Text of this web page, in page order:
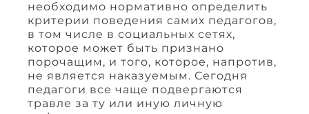
необходимо нормативно определить
критерии поведения самих педагогов,
в том числе в социальных сетях,
которое может быть признано
порочащим, и того, которое, напротив,
не является наказуемым. Сегодня
педагоги все чаще подвергаются
травле за ту или иную личную